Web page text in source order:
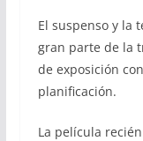
El suspenso y la
gran parte de la
de exposición
planificación.
La película